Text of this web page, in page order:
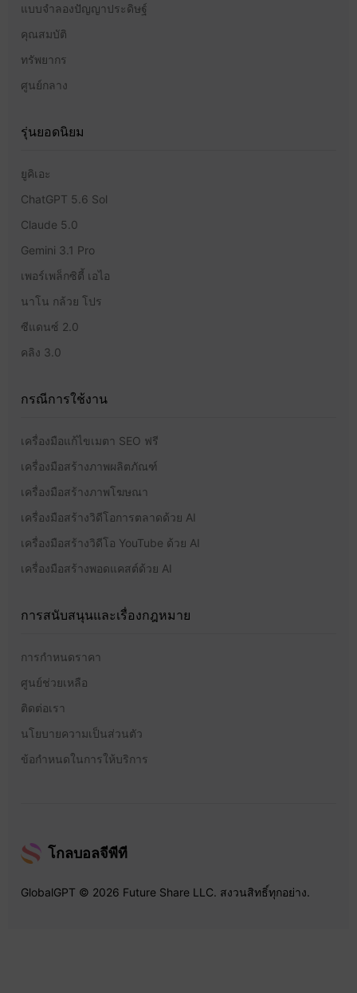
แบบจำลองปัญญาประดิษฐ์
คุณสมบัติ
ทรัพยากร
ศูนย์กลาง
รุ่นยอดนิยม
ยูคิเอะ
ChatGPT 5.6 Sol
Claude 5.0
Gemini 3.1 Pro
เพอร์เพล็กซิตี้ เอไอ
นาโน กล้วย โปร
ซีแดนซ์ 2.0
คลิง 3.0
กรณีการใช้งาน
เครื่องมือแก้ไขเมตา SEO ฟรี
เครื่องมือสร้างภาพผลิตภัณฑ์
เครื่องมือสร้างภาพโฆษณา
เครื่องมือสร้างวิดีโอการตลาดด้วย AI
เครื่องมือสร้างวิดีโอ YouTube ด้วย AI
เครื่องมือสร้างพอดแคสต์ด้วย AI
การสนับสนุนและเรื่องกฎหมาย
การกำหนดราคา
ศูนย์ช่วยเหลือ
ติดต่อเรา
นโยบายความเป็นส่วนตัว
ข้อกำหนดในการให้บริการ
โกลบอลจีพีที
GlobalGPT © 2026 Future Share LLC. สงวนสิทธิ์ทุกอย่าง.